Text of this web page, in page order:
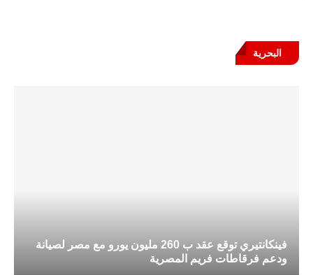
البحرية
فينكانتيري توقع عقد ب 260 مليون يورو مع مصر لصيانة
ودعم فرقاطات فريم المصرية